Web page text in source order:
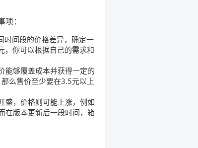
：
时间段的价格差异，确定一
，你可以根据自己的需求和
能够覆盖成本并获得一定的
么售价至少要在3.5元以上
盛，价格则可能上涨，例如
在版本更新后一段时间，箱